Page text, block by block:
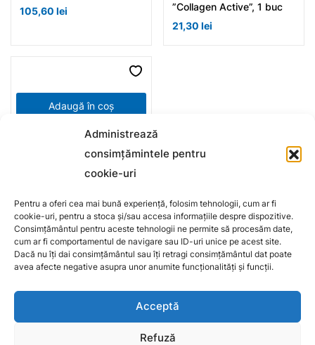
Administrează
consimțămintele pentru
cookie-uri
Pentru a oferi cea mai bună experiență, folosim tehnologii, cum ar fi
cookie-uri, pentru a stoca și/sau accesa informațiile despre dispozitive.
Consimțământul pentru aceste tehnologii ne permite să procesăm date,
cum ar fi comportamentul de navigare sau ID-uri unice pe acest site.
Dacă nu îți dai consimțământul sau îți retragi consimțământul dat poate
avea afecte negative asupra unor anumite funcționalități și funcții.
Acceptă
Refuză
105,60 lei
”Collagen Active”, 1 buc
21,30 lei
Adaugă în coș
Mască pentru pleoape cu
colagen cristalizat, 2 buc
Daca ai vreo intrebare, ne poti scrie aici: tiandero@yahoo.com